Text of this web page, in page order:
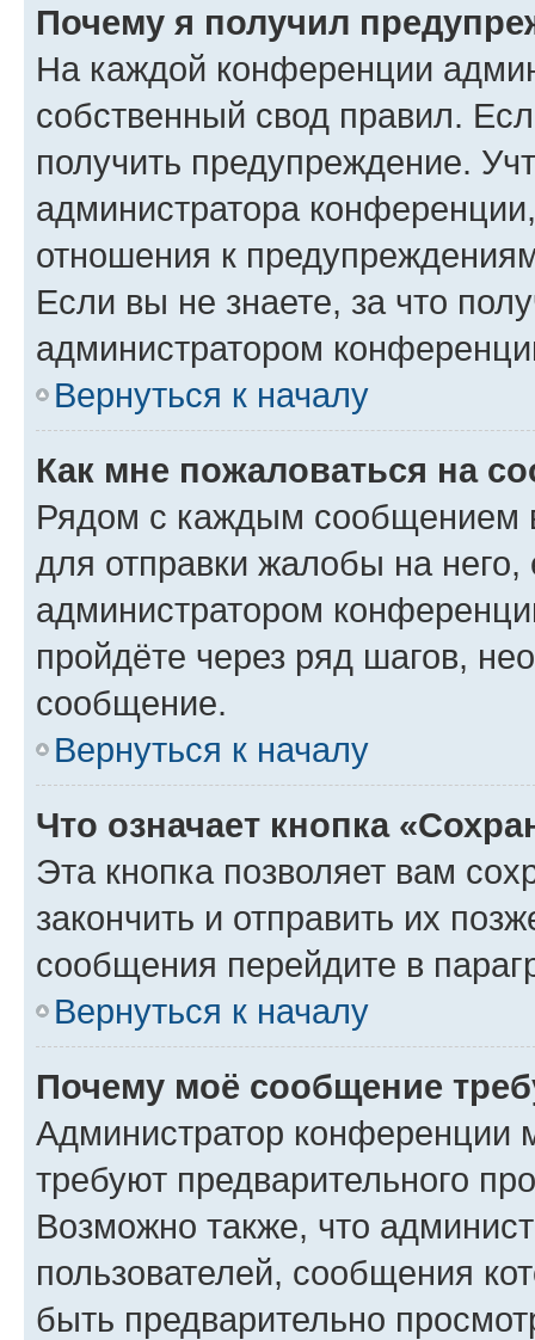
Почему я получил
На каждой конференции
собственный свод правил.
получить предупреждение.
администратора
отношения к
Если вы не знаете, за что
администратором
Вернуться к началу
Как мне пожаловаться на
Рядом с каждым сообщением
для отправки жалобы на
администратором
пройдёте через ряд шагов,
сообщение.
Вернуться к началу
Что означает кнопка
Эта кнопка позволяет вам
закончить и отправить их
сообщения перейдите в
Вернуться к началу
Почему моё сообщение
Администратор конференции
требуют предварительного
Возможно также, что
пользователей, сообщения
быть предварительно